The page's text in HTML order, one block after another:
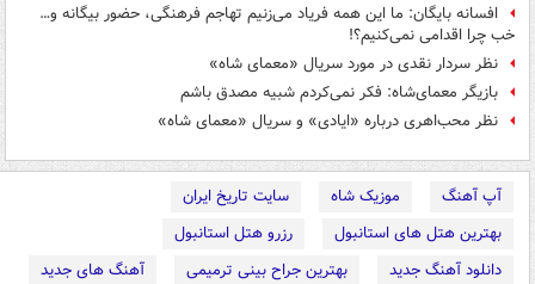
افسانه بایگان: ما این همه فریاد می‌زنیم تهاجم فرهنگی، حضور بیگانه و…
خب چرا اقدامی نمی‌کنیم؟!
نظر سردار نقدی در مورد سریال «معمای شاه»
بازیگر معمای‌شاه: فکر نمی‌کردم شبیه مصدق باشم
نظر محب‌اهری درباره «ایادی» و سریال «معمای شاه»
آپ آهنگ موزیک شاه
سایت تاریخ ایران
بهترین هتل های استانبول
رزرو هتل استانبول
دانلود آهنگ جدید
بهترین جراح بینی ترمیمی
آهنگ های جدید